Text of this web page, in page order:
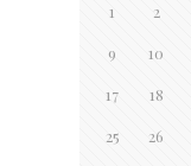
1 2
9 10
17 18
25 26